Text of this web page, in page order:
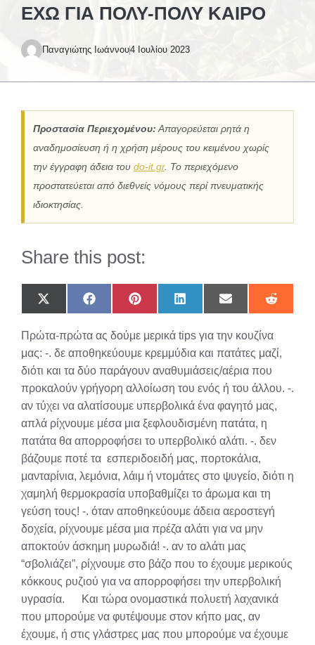
ΈΧΩ ΓΙΑ ΠΟΛΎ-ΠΟΛΎ ΚΑΙΡΌ
Παναγιώτης Ιωάννου4 Ιουλίου 2023
Προστασία Περιεχομένου: Απαγορεύεται ρητά η
αναδημοσίευση ή η χρήση μέρους του κειμένου χωρίς
την έγγραφη άδεια του do-it.gr. Το περιεχόμενο
προστατεύεται από διεθνείς νόμους περί πνευματικής
ιδιοκτησίας.
Share this post:
Share
on
(Twitter)
Share
on
Share
on
Share
on
Share
on
Share
on
Πρώτα-πρώτα ας δούμε μερικά tips για την κουζίνα
μας: -. δε αποθηκεύουμε κρεμμύδια και πατάτες μαζί,
διότι και τα δύο παράγουν αναθυμιάσεις/αέρια που
προκαλούν γρήγορη αλλοίωση του ενός ή του άλλου. -.
αν τύχει να αλατίσουμε υπερβολικά ένα φαγητό μας,
απλά ρίχνουμε μέσα μια ξεφλουδισμένη πατάτα, η
πατάτα θα απορροφήσει το υπερβολικό αλάτι. -. δεν
βάζουμε ποτέ τα εσπεριδοειδή μας, πορτοκάλια,
μανταρίνια, λεμόνια, λάιμ ή ντομάτες στο ψυγείο, διότι η
χαμηλή θερμοκρασία υποβαθμίζει το άρωμα και τη
γεύση τους! -. όταν αποθηκεύουμε άδεια αεροστεγή
δοχεία, ρίχνουμε μέσα μια πρέζα αλάτι για να μην
αποκτούν άσκημη μυρωδιά! -. αν το αλάτι μας
“σβολιάζει”, ρίχνουμε στο βάζο που το έχουμε μερικούς
κόκκους ρυζιού για να απορροφήσει την υπερβολική
υγρασία. Και τώρα ονομαστικά πολυετή λαχανικά
που μπορούμε να φυτέψουμε στον κήπο μας, αν
έχουμε, ή στις γλάστρες μας που μπορούμε να έχουμε